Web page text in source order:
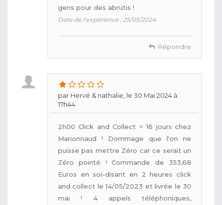
gens pour des abrutis !
Date de l'expérience : 25/05/2024
Répondre
par Hervé & nathalie, le 30 Mai 2024 à
17h44
2h00 Click and Collect = 16 jours chez
Marionnaud ! Dommage que l'on ne
puisse pas mettre Zéro car ce serait un
Zéro pointé ! Commande de 353,68
Euros en soi-disant en 2 heures click
and collect le 14/05/2023 et livrée le 30
mai ! 4 appels téléphoniques,